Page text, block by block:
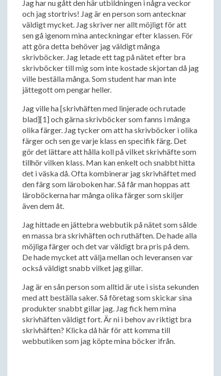
Jag har nu gått den här utbildningen i några veckor
och jag stortrivs! Jag är en person som antecknar
väldigt mycket. Jag skriver ner allt möjligt för att
sen gå igenom mina anteckningar efter klassen. För
att göra detta behöver jag väldigt många
skrivböcker. Jag letade ett tag på nätet efter bra
skrivböcker till mig som inte kostade skjortan då jag
ville beställa många. Som student har man inte
jättegott om pengar heller.
Jag ville ha [skrivhäften med linjerade och rutade
blad][1] och gärna skrivböcker som fanns i många
olika färger. Jag tycker om att ha skrivböcker i olika
färger och sen ge varje klass en specifik färg. Det
gör det lättare att hålla koll på vilket skrivhäfte som
tillhör vilken klass. Man kan enkelt och snabbt hitta
det i väska då. Ofta kombinerar jag skrivhäftet med
den färg som läroboken har. Så får man hoppas att
läroböckerna har många olika färger som skiljer
även dem åt.
Jag hittade en jättebra webbutik på nätet som sålde
en massa bra skrivhäften och ruthäften. De hade alla
möjliga färger och det var väldigt bra pris på dem.
De hade mycket att välja mellan och leveransen var
också väldigt snabb vilket jag gillar.
Jag är en sån person som alltid är ute i sista sekunden
med att beställa saker. Så företag som skickar sina
produkter snabbt gillar jag. Jag fick hem mina
skrivhäften väldigt fort. Är ni i behov av riktigt bra
skrivhäften? Klicka då här för att komma till
webbutiken som jag köpte mina böcker ifrån.